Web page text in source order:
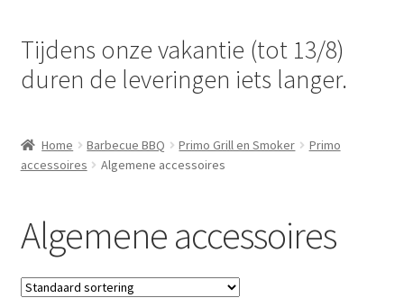
FAQ
Contact
Tijdens onze vakantie (tot 13/8)
duren de leveringen iets langer.
Home Barbecue BBQ Primo Grill en Smoker
Primo
accessoires
Algemene accessoires
Algemene accessoires